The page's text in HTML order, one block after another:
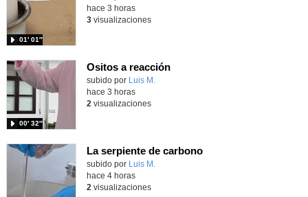
01′ 01″
hace 3 horas
3visualizaciones
Ositos a reacción
Contenido educativo.
subido por Luis M.
00′ 32″
hace 3 horas
2 visualizaciones
La serpiente de carbono
Contenido educativo.
subido por Luis M.
hace 4 horas
2 visualizaciones